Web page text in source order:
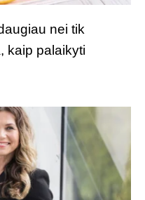
nei tik
kaip palaikyti